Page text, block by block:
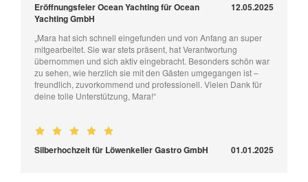
Eröffnungsfeier Ocean Yachting für Ocean
Yachting GmbH
12.05.2025
„Mara hat sich schnell eingefunden und von Anfang an super
mitgearbeitet. Sie war stets präsent, hat Verantwortung
übernommen und sich aktiv eingebracht. Besonders schön war
zu sehen, wie herzlich sie mit den Gästen umgegangen ist –
freundlich, zuvorkommend und professionell. Vielen Dank für
deine tolle Unterstützung, Mara!“
Silberhochzeit für Löwenkeller Gastro GmbH 01.01.2025